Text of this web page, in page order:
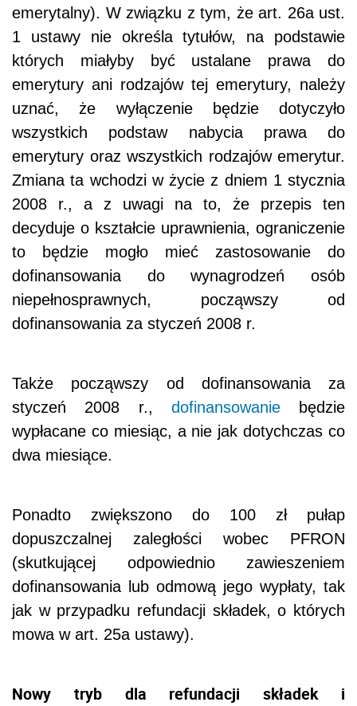
emerytalny). W związku z tym, że art. 26a ust.
1 ustawy nie określa tytułów, na podstawie
których miałyby być ustalane prawa do
emerytury ani rodzajów tej emerytury, należy
uznać, że wyłączenie będzie dotyczyło
wszystkich podstaw nabycia prawa do
emerytury oraz wszystkich rodzajów emerytur.
Zmiana ta wchodzi w życie z dniem 1 stycznia
2008 r., a z uwagi na to, że przepis ten
decyduje o kształcie uprawnienia, ograniczenie
to będzie mogło mieć zastosowanie do
dofinansowania do wynagrodzeń osób
niepełnosprawnych, począwszy od
dofinansowania za styczeń 2008 r.
Także począwszy od dofinansowania za
styczeń 2008 r., dofinansowaniebędzie
wypłacane co miesiąc, a nie jak dotychczas co
dwa miesiące.
Ponadto zwiększono do 100 zł pułap
dopuszczalnej zaległości wobec PFRON
(skutkującej odpowiednio zawieszeniem
dofinansowania lub odmową jego wypłaty, tak
jak w przypadku refundacji składek, o których
mowa w art. 25a ustawy).
Nowy tryb dla refundacji składek i